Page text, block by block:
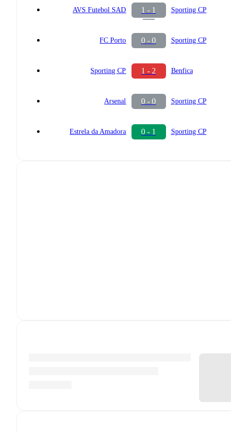
AVS Futebol SAD 1 - 1 Sporting CP
FC Porto 0 - 0 Sporting CP
Sporting CP 1 - 2 Benfica
Arsenal 0 - 0 Sporting CP
Estrela da Amadora 0 - 1 Sporting CP